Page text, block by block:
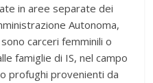
in aree separate dei
Autonoma,
carceri femminili o
famiglie di IS, nel campo
profughi provenienti da